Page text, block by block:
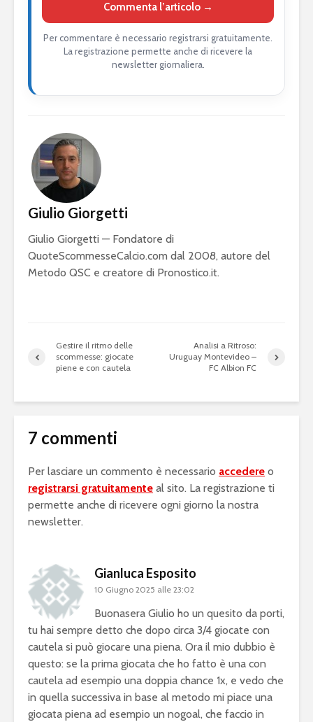
Commenta l’articolo →
Per commentare è necessario registrarsi gratuitamente.
La registrazione permette anche di ricevere la
newsletter giornaliera.
Giulio Giorgetti
Giulio Giorgetti — Fondatore di
QuoteScommesseCalcio.com dal 2008, autore del
Metodo QSC e creatore di Pronostico.it.
Gestire il ritmo delle
scommesse: giocate
piene e con cautela
Analisi a Ritroso:
Uruguay Montevideo –
FC Albion FC
7 commenti
Per lasciare un commento è necessario accedere o
registrarsi gratuitamente al sito. La registrazione ti
permette anche di ricevere ogni giorno la nostra
newsletter.
Gianluca Esposito
10 Giugno 2025 alle 23:02
Buonasera Giulio ho un quesito da porti,
tu hai sempre detto che dopo circa 3/4 giocate con
cautela si può giocare una piena. Ora il mio dubbio è
questo: se la prima giocata che ho fatto è una con
cautela ad esempio una doppia chance 1x, e vedo che
in quella successiva in base al metodo mi piace una
giocata piena ad esempio un nogoal, che faccio in